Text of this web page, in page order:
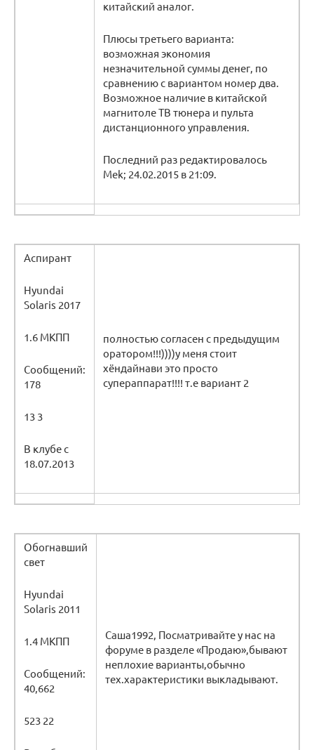
китайский аналог.
Плюсы третьего варианта:
возможная экономия
незначительной суммы денег, по
сравнению с вариантом номер два.
Возможное наличие в китайской
магнитоле ТВ тюнера и пульта
дистанционного управления.
Последний раз редактировалось
Mek; 24.02.2015 в 21:09.
Аспирант
Hyundai
Solaris 2017
1.6 МКПП
Сообщений:
178
13 3
В клубе с
18.07.2013
полностью согласен с предыдущим
оратором!!!))))у меня стоит
хёндайнави это просто
супераппарат!!!! т.е вариант 2
Обогнавший
свет
Hyundai
Solaris 2011
1.4 МКПП
Сообщений:
40,662
523 22
Саша1992, Посматривайте у нас на
форуме в разделе «Продаю»,бывают
неплохие варианты,обычно
тех.характеристики выкладывают.